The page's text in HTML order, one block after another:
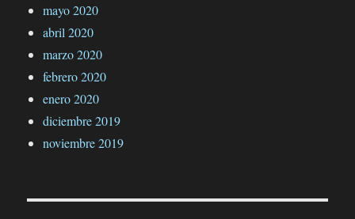
mayo 2020
abril 2020
marzo 2020
febrero 2020
enero 2020
diciembre 2019
noviembre 2019